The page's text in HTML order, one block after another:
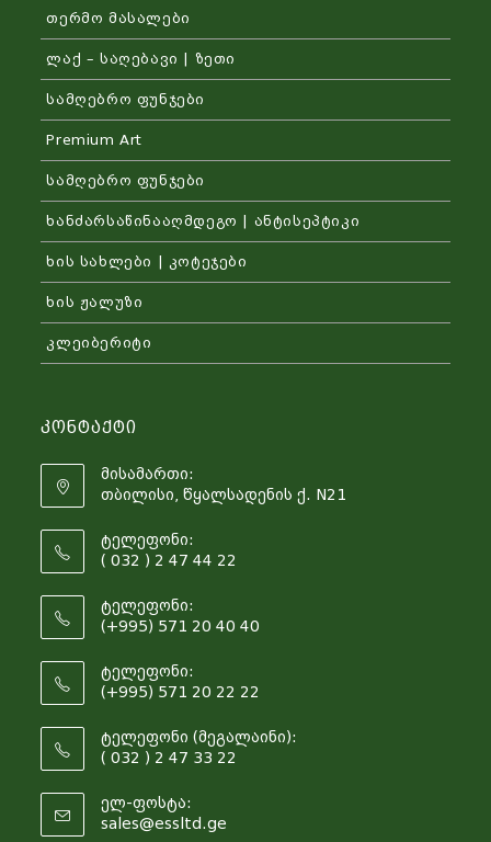
თერმო მასალები
ლაქ – საღებავი | ზეთი
სამღებრო ფუნჯები
Premium Art
სამღებრო ფუნჯები
ხანძარსაწინააღმდეგო | ანტისეპტიკი
ხის სახლები | კოტეჯები
ხის ჟალუზი
კლეიბერიტი
Კონტაქტი
მისამართი:
თბილისი, წყალსადენის ქ. N21
ტელეფონი:
( 032 ) 2 47 44 22
ტელეფონი:
(+995) 571 20 40 40
ტელეფონი:
(+995) 571 20 22 22
ტელეფონი (მეგალაინი):
( 032 ) 2 47 33 22
ელ-ფოსტა:
sales@essltd.ge